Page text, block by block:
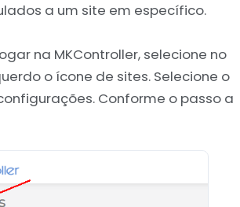
a um site em específico.
na MKController, selecione no
o ícone de sites. Selecione o
Conforme o passo a